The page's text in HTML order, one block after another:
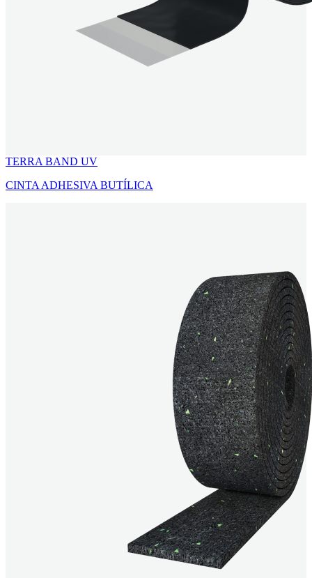
TERRA BAND UV
CINTA ADHESIVA BUTÍLICA